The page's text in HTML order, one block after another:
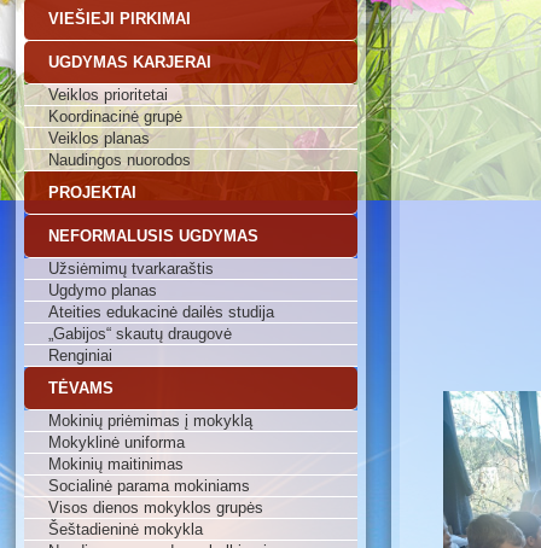
VIEŠIEJI PIRKIMAI
UGDYMAS KARJERAI
Veiklos prioritetai
Koordinacinė grupė
Veiklos planas
Naudingos nuorodos
PROJEKTAI
NEFORMALUSIS UGDYMAS
Užsiėmimų tvarkaraštis
Ugdymo planas
Ateities edukacinė dailės studija
„Gabijos“ skautų draugovė
Renginiai
TĖVAMS
Mokinių priėmimas į mokyklą
Mokyklinė uniforma
Mokinių maitinimas
Socialinė parama mokiniams
Visos dienos mokyklos grupės
Šeštadieninė mokykla